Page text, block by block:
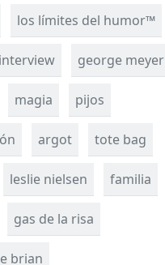
los límites del humor™
interview george meyer
magia pijos
argot tote bag
leslie nielsen familia
gas de la risa
brian